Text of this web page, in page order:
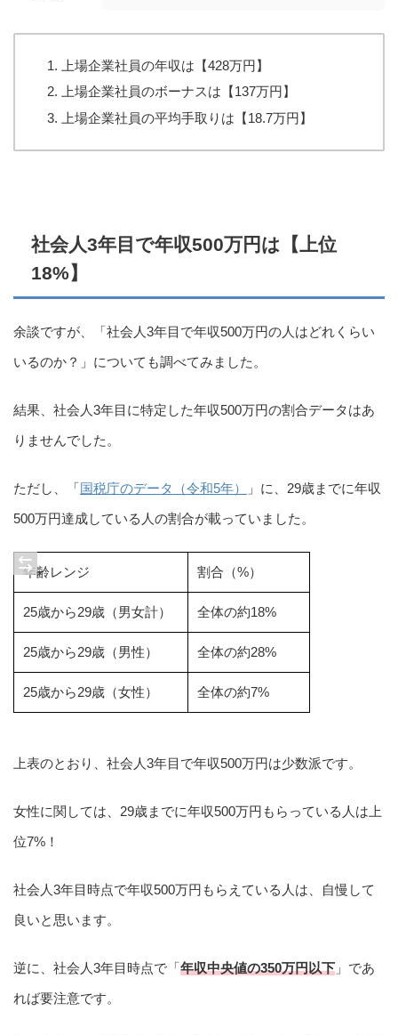
上場企業社員の年収は【428万円】
上場企業社員のボーナスは【137万円】
上場企業社員の平均手取りは【18.7万円】
社会人3年目で年収500万円は【上位
18%】
余談ですが、「社会人3年目で年収500万円の人はどれくらい
いるのか？」についても調べてみました。
結果、社会人3年目に特定した年収500万円の割合データはあ
りませんでした。
ただし、「国税庁のデータ（令和5年）
」に、29歳までに年収
500万円達成している人の割合が載っていました。
年齢レンジ 割合（%）
25歳から29歳（男女計） 全体の約18%
25歳から29歳（男性） 全体の約28%
25歳から29歳（女性） 全体の約7%
上表のとおり、社会人3年目で年収500万円は少数派です。
女性に関しては、29歳までに年収500万円もらっている人は上
位7%！
社会人3年目時点で年収500万円もらえている人は、自慢して
良いと思います。
逆に、社会人3年目時点で「年収中央値の350万円以下 」であ
れば要注意です。